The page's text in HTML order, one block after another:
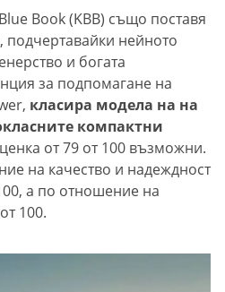
Book (KBB) също поставя
подчертавайки нейното
и богата
за подпомагане на
класира модела на на
компактни
от 79 от 100 възможни.
на качество и надеждност
а по отношение на
100.